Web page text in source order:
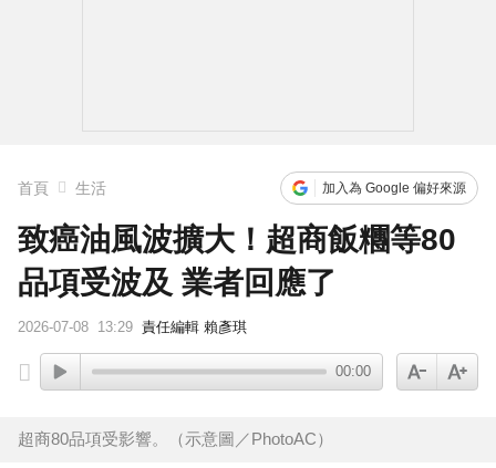
首頁 生活 加入為 Google 偏好來源
致癌油風波擴大！超商飯糰等80
品項受波及 業者回應了
2026-07-08 13:29 責任編輯 賴彥琪
00:00
超商80品項受影響。（示意圖／PhotoAC）